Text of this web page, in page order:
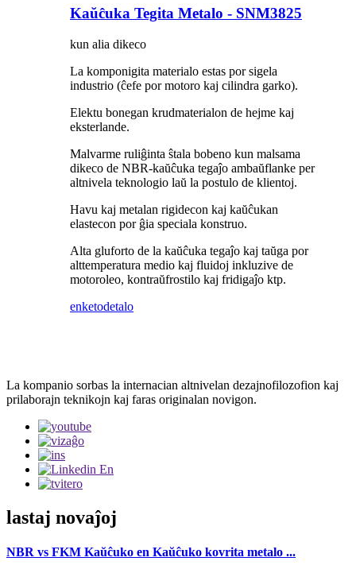
Kaŭĉuka Tegita Metalo - SNM3825
kun alia dikeco
La komponigita materialo estas por sigela
industrio (ĉefe por motoro kaj cilindra garko).
Elektu bonegan krudmaterialon de hejme kaj
eksterlande.
Malvarme ruliĝinta ŝtala bobeno kun malsama
dikeco de NBR-kaŭĉuka tegaĵo ambaŭflanke per
altnivela teknologio laŭ la postulo de klientoj.
Havu kaj metalan rigidecon kaj kaŭĉukan
elastecon por ĝia speciala konstruo.
Alta gluforto de la kaŭĉuka tegaĵo kaj taŭga por
alttemperatura medio kaj fluidoj inkluzive de
motoroleo, kontraŭfrostilo kaj fridigaĵo ktp.
enketodetalo
La kompanio sorbas la internacian altnivelan dezajnofilozofion kaj
prilaborajn teknikojn kaj faras originalan novigon.
lastaj novaĵoj
NBR vs FKM Kaŭĉuko en Kaŭĉuko kovrita metalo ...